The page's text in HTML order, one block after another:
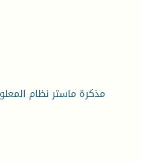
مذكرة ماستر نظام